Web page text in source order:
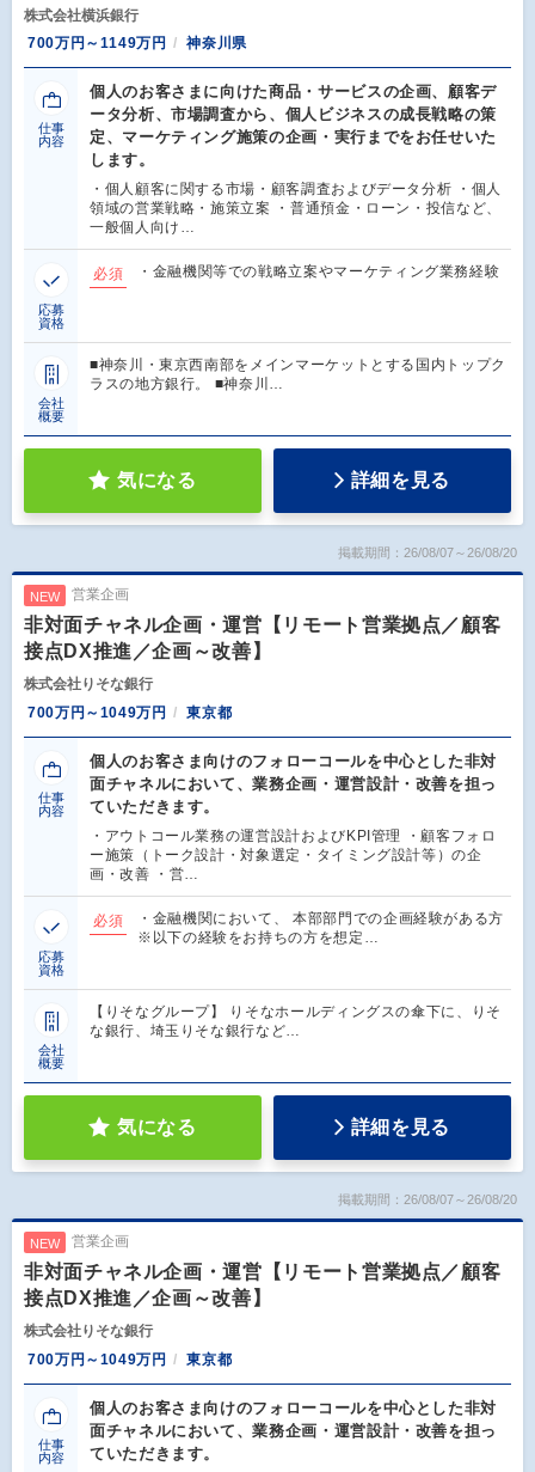
株式会社横浜銀行
700万円～1149万円
神奈川県
仕事
内容
個人のお客さまに向けた商品・サービスの企画、顧客デ
ータ分析、市場調査から、個人ビジネスの成長戦略の策
定、マーケティング施策の企画・実行までをお任せいた
します。
・個人顧客に関する市場・顧客調査およびデータ分析 ・個人
領域の営業戦略・施策立案 ・普通預金・ローン・投信など、
一般個人向け…
応募
資格
必須 ・金融機関等での戦略立案やマーケティング業務経験
会社
概要
■神奈川・東京西南部をメインマーケットとする国内トップク
ラスの地方銀行。 ■神奈川…
気になる 詳細を見る
掲載期間：26/08/07～26/08/20
NEW 営業企画
非対面チャネル企画・運営【リモート営業拠点／顧客
接点DX推進／企画～改善】
株式会社りそな銀行
700万円～1049万円
東京都
仕事
内容
個人のお客さま向けのフォローコールを中心とした非対
面チャネルにおいて、業務企画・運営設計・改善を担っ
ていただきます。
・アウトコール業務の運営設計およびKPI管理 ・顧客フォロ
ー施策（トーク設計・対象選定・タイミング設計等）の企
画・改善 ・営…
応募
資格
必須
・金融機関において、 本部部門での企画経験がある方
※以下の経験をお持ちの方を想定…
会社
概要
【りそなグループ】 りそなホールディングスの傘下に、りそ
な銀行、埼玉りそな銀行など…
気になる 詳細を見る
掲載期間：26/08/07～26/08/20
NEW 営業企画
非対面チャネル企画・運営【リモート営業拠点／顧客
接点DX推進／企画～改善】
株式会社りそな銀行
700万円～1049万円
東京都
仕事
内容
個人のお客さま向けのフォローコールを中心とした非対
面チャネルにおいて、業務企画・運営設計・改善を担っ
ていただきます。